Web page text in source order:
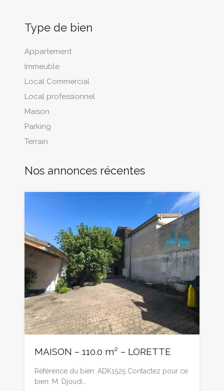
Type de bien
Appartement
Immeuble
Local Commercial
Local professionnel
Maison
Parking
Terrain
Nos annonces récentes
MAISON – 110.0 m² – LORETTE
Référence du bien: ADK1525 Contactez pour ce
bien: M. Djoudi…